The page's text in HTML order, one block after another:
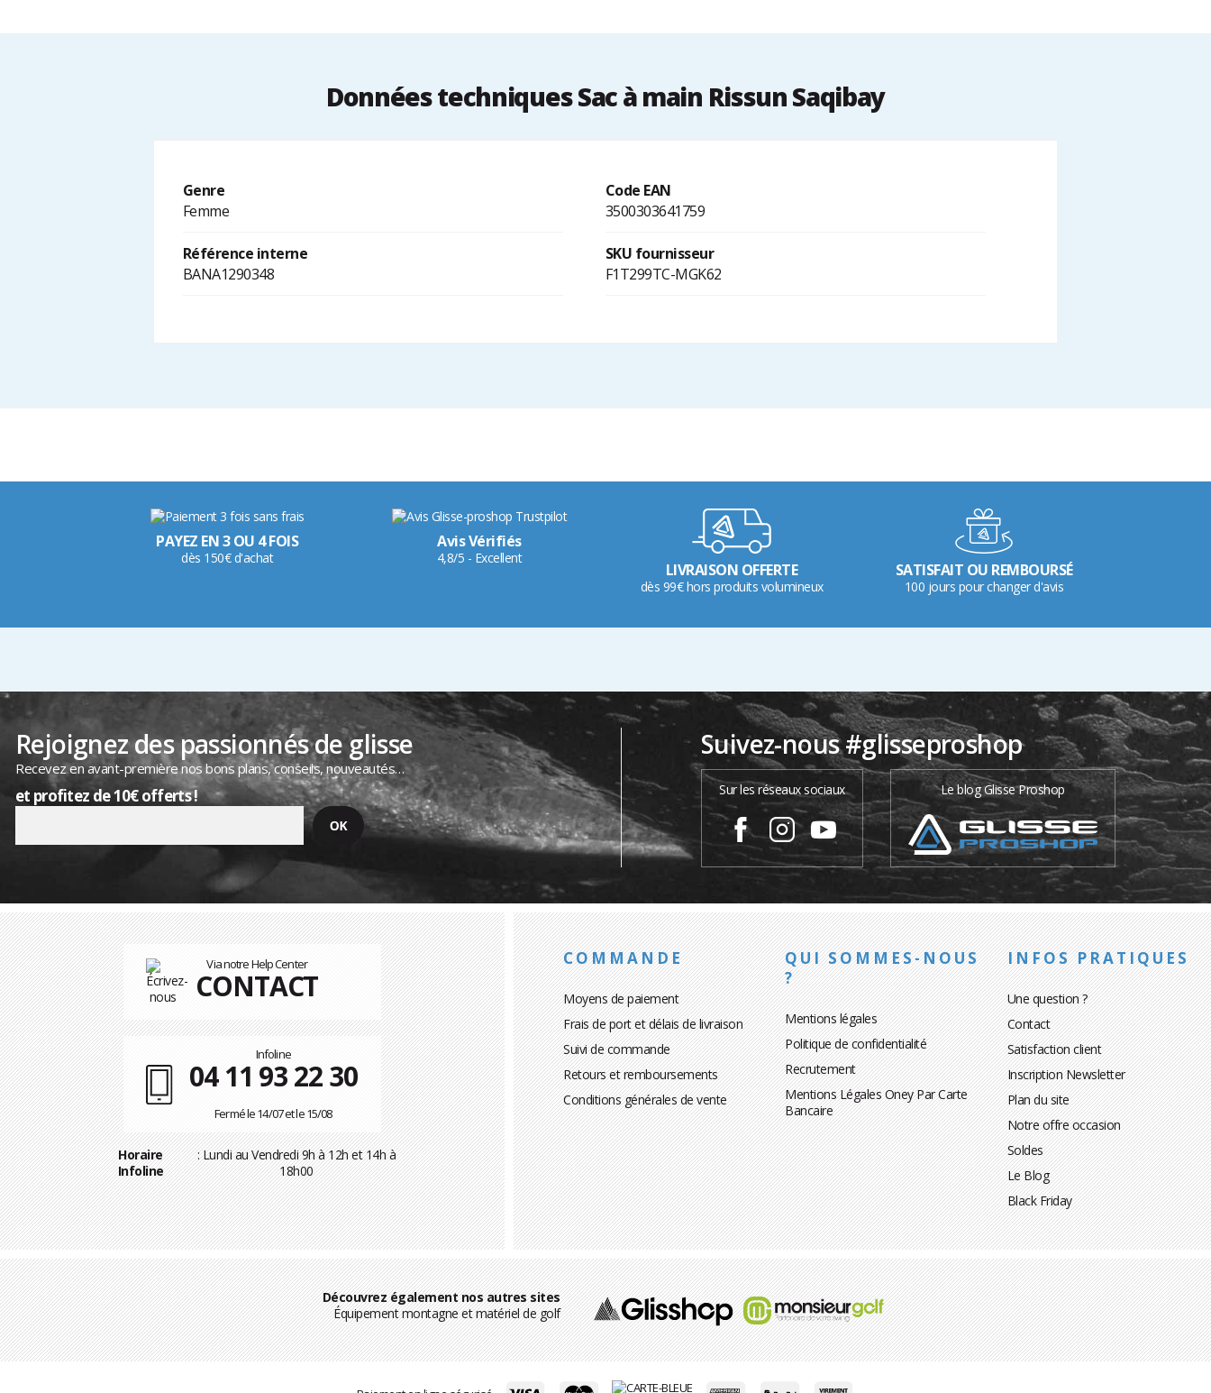
Données techniques Sac à main Rissun Saqibay
Genre
Femme
Code EAN
3500303641759
Référence interne
BANA1290348
SKU fournisseur
F1T299TC-MGK62
PAYEZ EN 3 OU 4 FOIS
dès 150€ d'achat
Avis Vérifiés
4,8/5 - Excellent
LIVRAISON OFFERTE
dès 99€ hors produits volumineux
SATISFAIT OU REMBOURSÉ
100 jours pour changer d'avis
Rejoignez des passionnés de glisse
Recevez en avant-première nos bons plans, conseils, nouveautés…
et profitez de 10€ offerts !
Suivez-nous #glisseproshop
Sur les réseaux sociaux Le blog Glisse Proshop
Via notre Help Center
CONTACT
Infoline
04 11 93 22 30
Fermé le 14/07 et le 15/08
Horaire
Infoline
: Lundi au Vendredi 9h à 12h et 14h à
18h00
COMMANDE
Moyens de paiement
Frais de port et délais de livraison
Suivi de commande
Retours et remboursements
Conditions générales de vente
QUI SOMMES-NOUS
?
Mentions légales
Politique de confidentialité
Recrutement
Mentions Légales Oney Par Carte
Bancaire
INFOS PRATIQUES
Une question ?
Contact
Satisfaction client
Inscription Newsletter
Plan du site
Notre offre occasion
Soldes
Le Blog
Black Friday
Découvrez également nos autres sites
Équipement montagne et matériel de golf